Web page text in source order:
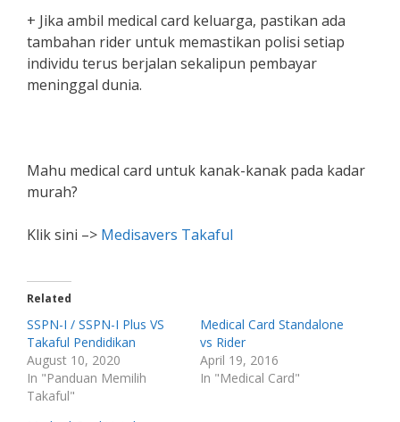
+ Jika ambil medical card keluarga, pastikan ada
tambahan rider untuk memastikan polisi setiap
individu terus berjalan sekalipun pembayar
meninggal dunia.
Mahu medical card untuk kanak-kanak pada kadar
murah?
Klik sini –> Medisavers Takaful
Related
SSPN-I / SSPN-I Plus VS
Takaful Pendidikan
August 10, 2020
In "Panduan Memilih
Takaful"
Medical Card Standalone
vs Rider
April 19, 2016
In "Medical Card"